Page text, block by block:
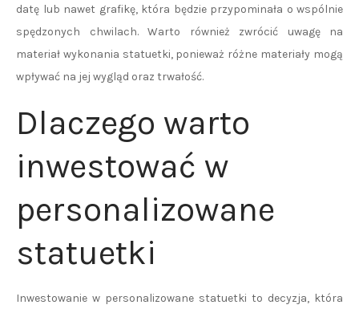
datę lub nawet grafikę, która będzie przypominała o wspólnie
spędzonych chwilach. Warto również zwrócić uwagę na
materiał wykonania statuetki, ponieważ różne materiały mogą
wpływać na jej wygląd oraz trwałość.
Dlaczego warto
inwestować w
personalizowane
statuetki
Inwestowanie w personalizowane statuetki to decyzja, która